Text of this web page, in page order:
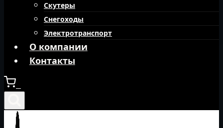
Скутеры
Снегоходы
Электротранспорт
О компании
Контакты